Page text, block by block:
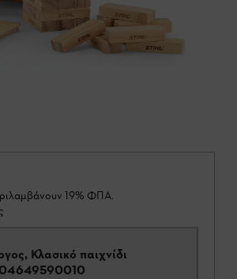
19% ΦΠΑ.
Κλασικό παιχνίδι
04649590010